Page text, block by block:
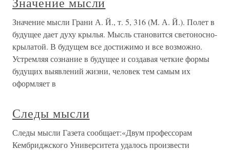
Значение мысли Грани А. Й., т. 5, 316 (М. А. Й.). Полет в
будущее дает духу крылья. Мысль становится светоносно-
крылатой. В будущем все достижимо и все возможно.
Устремляя сознание в будущее и создавая четкие формы
будущих выявлений жизни, человек тем самым их
оформляет в
Следы мысли
Следы мысли Газета сообщает:«Двум профессорам
Кембриджского Университета удалось произвести